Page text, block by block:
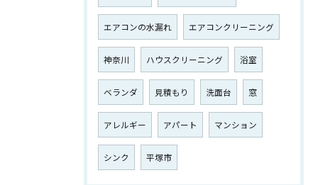
エアコンの水漏れ エアコンクリーニング
神奈川 ハウスクリーニング 浴室
ベランダ 見積もり 洗面台 窓
アレルギー アパート マンション
シンク 平塚市
お気軽にお問い合わせください